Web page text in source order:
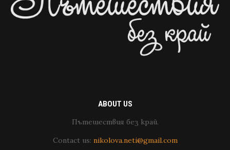
ABOUT US
Пътешествия без край.
Contact us: nikolova.neti@gmail.com